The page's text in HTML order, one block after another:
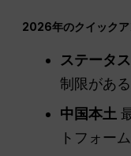
2026年のクイック
ステータス
制限があ
中国本土
トフォー